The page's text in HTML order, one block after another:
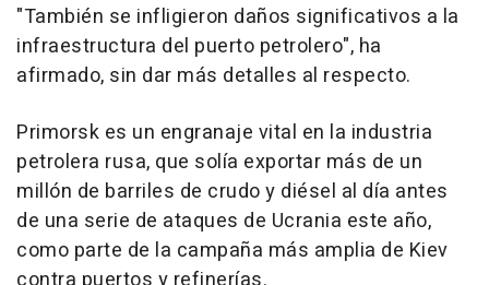
"También se infligieron daños significativos a la
infraestructura del puerto petrolero", ha
afirmado, sin dar más detalles al respecto.
Primorsk es un engranaje vital en la industria
petrolera rusa, que solía exportar más de un
millón de barriles de crudo y diésel al día antes
de una serie de ataques de Ucrania este año,
como parte de la campaña más amplia de Kiev